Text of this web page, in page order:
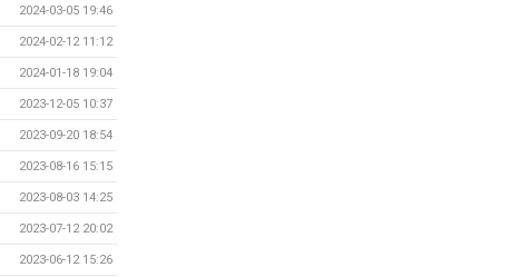
2024-03-05 19:46
2024-02-12 11:12
2024-01-18 19:04
2023-12-05 10:37
2023-09-20 18:54
2023-08-16 15:15
2023-08-03 14:25
2023-07-12 20:02
2023-06-12 15:26